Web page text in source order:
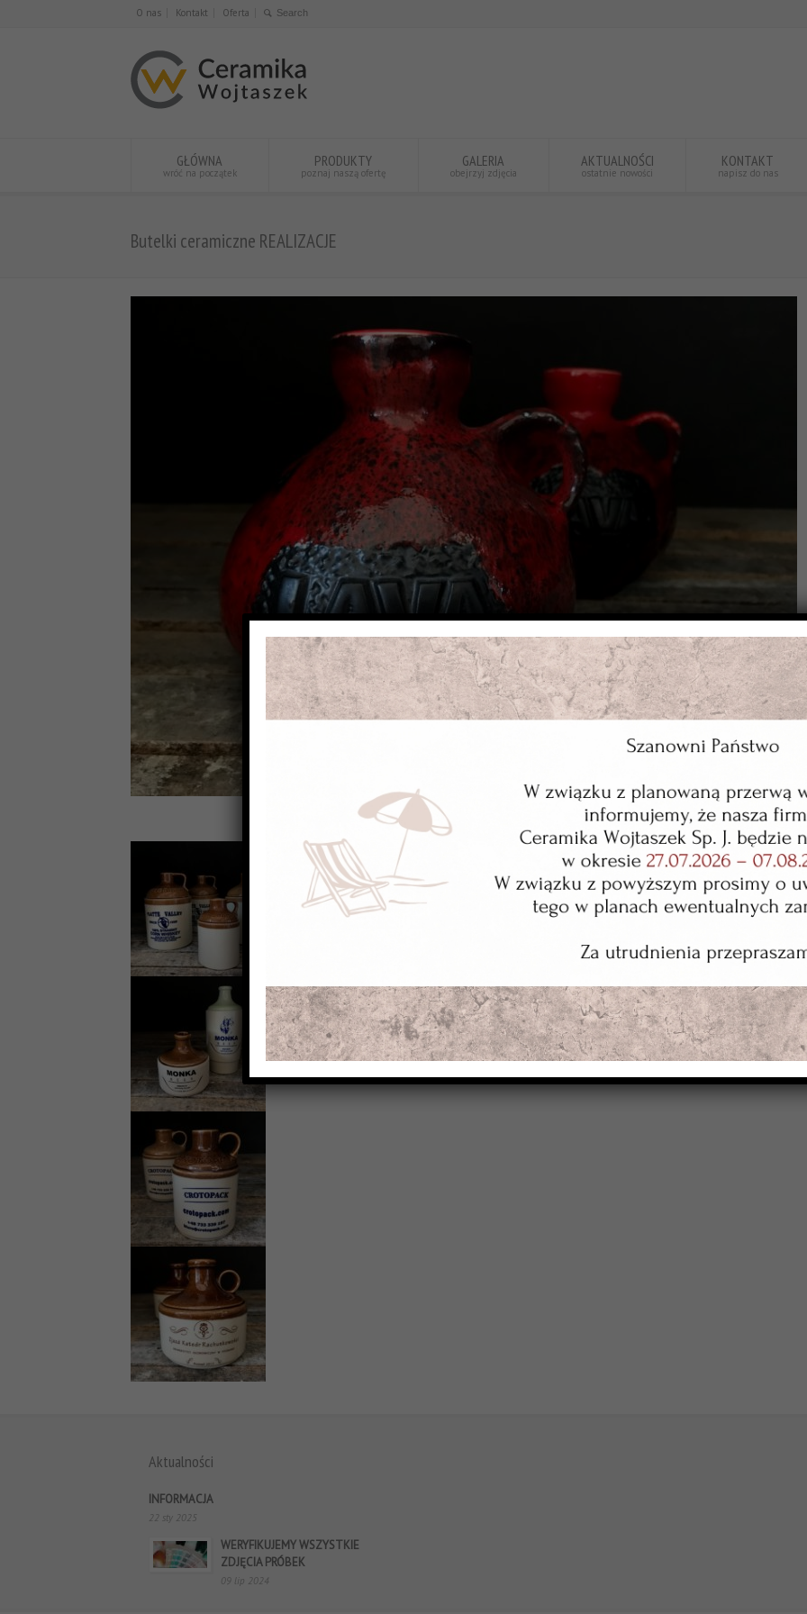
O nas Kontakt Oferta
GŁÓWNA
wróć na początek
PRODUKTY
poznaj naszą ofertę
GALERIA
obejrzyj zdjęcia
AKTUALNOŚCI
ostatnie nowości
KONTAKT
napisz do nas
Butelki ceramiczne REALIZACJE
Aktualności
INFORMACJA
22 sty 2025
WERYFIKUJEMY WSZYSTKIE
ZDJĘCIA PRÓBEK
09 lip 2024